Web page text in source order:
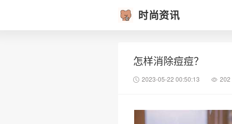
时尚资讯
怎样消除痘痘？
2023-05-22 00:50:13 202